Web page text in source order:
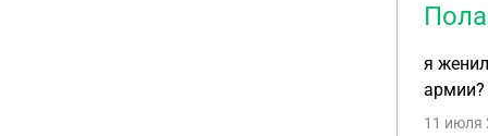
я
армии?
11 июля